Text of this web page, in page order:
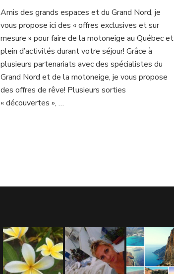
de
traîneau
au
!
Amis des grands espaces et du Grand Nord, je
vous propose ici des « offres exclusives et sur
mesure » pour faire de la motoneige au Québec et
plein d’activités durant votre séjour! Grâce à
plusieurs partenariats avec des spécialistes du
Grand Nord et de la motoneige, je vous propose
des offres de rêve! Plusieurs sorties
« découvertes », …